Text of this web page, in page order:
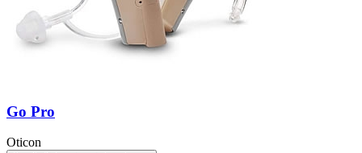
Go Pro
Oticon